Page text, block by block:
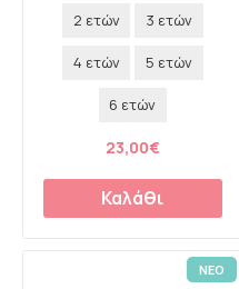
2 ετών 3 ετών
4 ετών 5 ετών
6 ετών
23,00€
Καλάθι
ΝΕΟ